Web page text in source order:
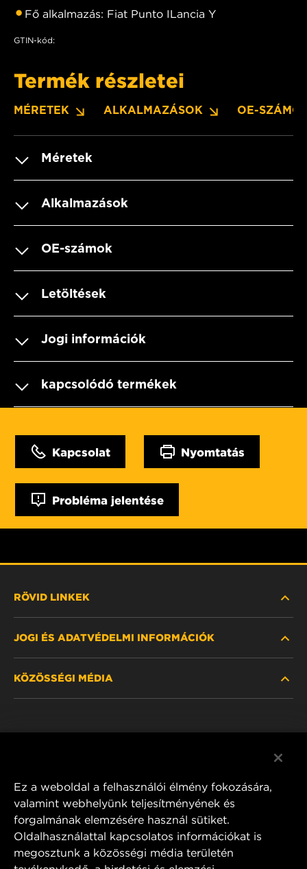
Fő alkalmazás: Fiat Punto ILancia Y
GTIN-kód:
Termék részletei
MÉRETEK ALKALMAZÁSOK OE-
Méretek
Alkalmazások
OE-számok
Letöltések
Jogi információk
kapcsolódó termékek
Kapcsolat Nyomtatás
Probléma jelentése
RÖVID LINKEK
HOL KAPHATÓ
JOGI ÉS ADATVÉDELMI INFORMÁCIÓK
KÖZÖSSÉGI MÉDIA
MANN+HUMMEL FT Poland
ul. Wrocławska 145,
Ez a weboldal a felhasználói élmény fokozására,
valamint webhelyünk teljesítményének és
forgalmának elemzésére használ sütiket.
Oldalhasználattal kapcsolatos információkat is
megosztunk a közösségi média területén